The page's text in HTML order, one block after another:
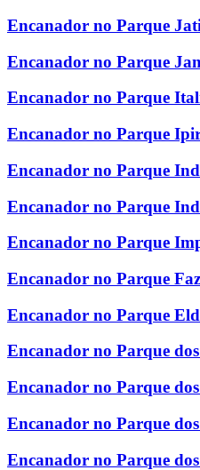
Encanador no Parque
Encanador no Parque
Encanador no Parque
Encanador no Parque
Encanador no Parque
Encanador no Parque
Encanador no Parque
Encanador no Parque
Encanador no Parque
Encanador no Parque dos
Encanador no Parque
Encanador no Parque
Encanador no Parque dos